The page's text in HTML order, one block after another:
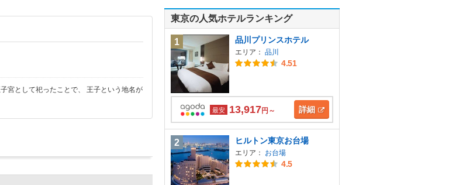
宮として祀ったことで、 王子という地名が
東京の人気ホテルランキング
1 品川プリンスホテル
エリア： 品川
4.51
最安 13,917円～ 詳細
2 ヒルトン東京お台場
エリア： お台場
4.5